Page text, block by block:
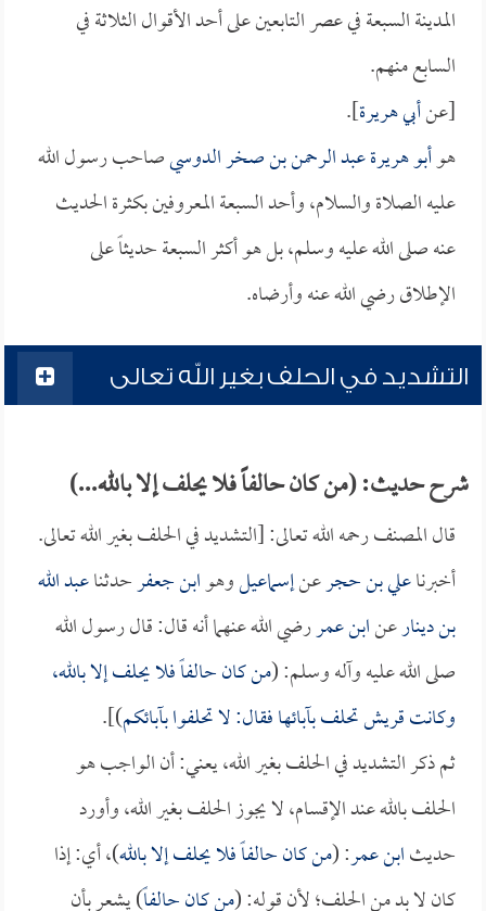
المدينة السبعة في عصر التابعين على أحد الأقوال الثلاثة في
السابع منهم.
[عنأبي هريرة].
هوأبو هريرة عبد الرحمن بن صخر الدوسيصاحب رسول الله
عليه الصلاة والسلام، وأحد السبعة المعروفين بكثرة الحديث
عنه صلى الله عليه وسلم، بل هو أكثر السبعة حديثاً على
الإطلاق رضي الله عنه وأرضاه.
التشديد في الحلف بغير الله تعالى
شرح حديث: (من كان حالفاً فلا يحلف إلا بالله...)
قال المصنف رحمه الله تعالى: [التشديد في الحلف بغير الله تعالى.
أخبرناعلي بن حجرعنإسماعيلوهوابن جعفرحدثناعبد الله
بن دينارعنابن عمررضي الله عنهما أنه قال: قال رسول الله
صلى الله عليه وآله وسلم: (من كان حالفاً فلا يحلف إلا بالله،
وكانت قريش تحلف بآبائها فقال: لا تحلفوا بآبائكم)].
ثم ذكر التشديد في الحلف بغير الله، يعني: أن الواجب هو
الحلف بالله عند الإقسام، لا يجوز الحلف بغير الله، وأورد
حديثابن عمر: (من كان حالفاً فلا يحلف إلا بالله)، أي: إذا
كان لا بد من الحلف؛ لأن قوله: (من كان حالفاً) يشعر بأن